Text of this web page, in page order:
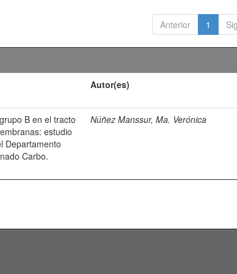
Anterior 1
Autor(es)
B en el tracto
estudio
Departamento
Carbo.
Núñez Manssur, Ma. Verónica